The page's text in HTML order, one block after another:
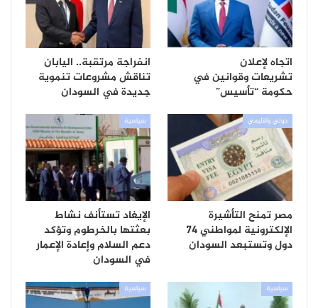
اتجاه لإعلان
تشريعات وقوانين في
حكومة “تأسيس”
انفراجة مرتقبة.. اليابان
تناقش مشروعات تنموية
جديدة في السودان
دولي واقليمي
مصر تمنح التأشيرة
الإلكترونية لمواطني 74
دول وتستبعد السودان
سياسية
الإيغاد تستأنف نشاط
بعثتها بالخرطوم وتؤكد
دعم السلام وإعادة الإعمار
في السودان
سياسية سياسية